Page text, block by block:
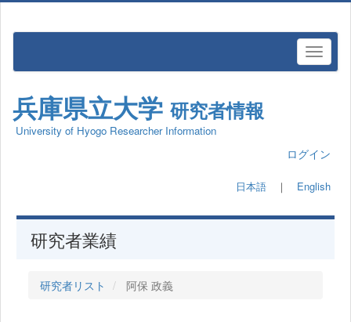
兵庫県立大学 研究者情報
University of Hyogo Researcher Information
ログイン
日本語 ｜ English
研究者業績
研究者リスト 阿保 政義